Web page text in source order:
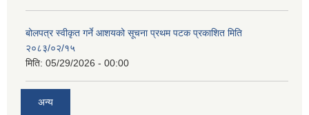
बोलपत्र स्वीकृत गर्ने आशयको सूचना प्रथम पटक प्रकाशित मिति
२०८३/०२/१५
मिति: 05/29/2026 - 00:00
अन्य